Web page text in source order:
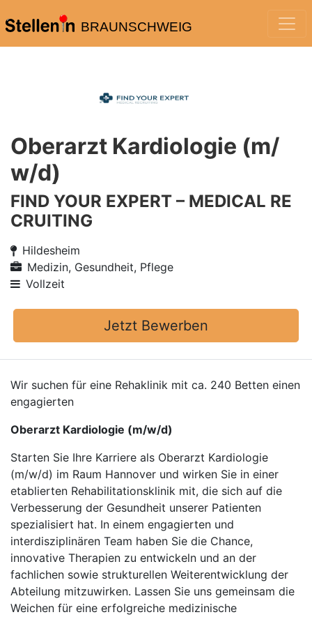
BRAUNSCHWEIG
Oberarzt Kardiologie (m/
w/d)
FIND YOUR EXPERT – MEDICAL RE
CRUITING
Hildesheim
Medizin, Gesundheit, Pflege
Vollzeit
Jetzt Bewerben
Wir suchen für eine Rehaklinik mit ca. 240 Betten einen
engagierten
Oberarzt Kardiologie (m/w/d)
Starten Sie Ihre Karriere als Oberarzt Kardiologie
(m/w/d) im Raum Hannover und wirken Sie in einer
etablierten Rehabilitationsklinik mit, die sich auf die
Verbesserung der Gesundheit unserer Patienten
spezialisiert hat. In einem engagierten und
interdisziplinären Team haben Sie die Chance,
innovative Therapien zu entwickeln und an der
fachlichen sowie strukturellen Weiterentwicklung der
Abteilung mitzuwirken. Lassen Sie uns gemeinsam die
Weichen für eine erfolgreiche medizinische